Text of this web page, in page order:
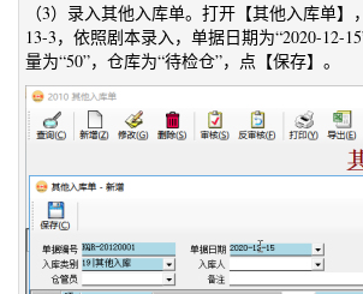
（3）录入其他入库单。打开【其他入库单
13-3，依照剧本录入，单据日期为“2020-12-
量为“50”，仓库为“待检仓”，点【保存】。